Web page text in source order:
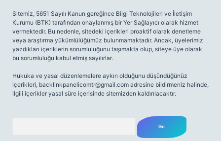
Sitemiz, 5651 Sayılı Kanun gereğince Bilgi Teknolojileri ve İletişim
Kurumu (BTK) tarafından onaylanmış bir Yer Sağlayıcı olarak hizmet
vermektedir. Bu nedenle, sitedeki içerikleri proaktif olarak denetleme
veya araştırma yükümlülüğümüz bulunmamaktadır. Ancak, üyelerimiz
yazdıkları içeriklerin sorumluluğunu taşımakta olup, siteye üye olarak
bu sorumluluğu kabul etmiş sayılırlar.
Hukuka ve yasal düzenlemelere aykırı olduğunu düşündüğünüz
içerikleri, backlinkpanelicomtr@gmail.com adresine bildirmeniz halinde,
ilgili içerikler yasal süre içerisinde sitemizden kaldırılacaktır.